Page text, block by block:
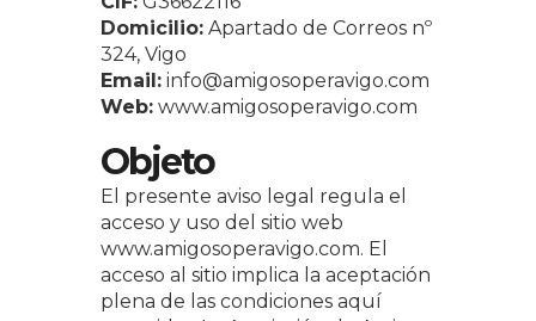
Domicilio: Apartado de Correos nº
324, Vigo
Email: info@amigosoperavigo.com
Web: www.amigosoperavigo.com
Objeto
El presente aviso legal regula el
acceso y uso del sitio web
www.amigosoperavigo.com. El
acceso al sitio implica la aceptación
plena de las condiciones aquí